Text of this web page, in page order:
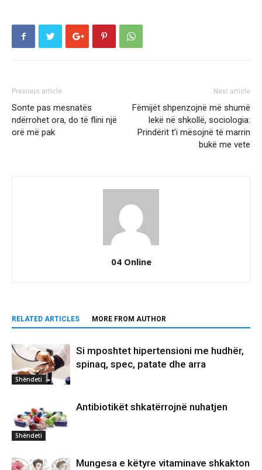
Previous article
Sonte pas mesnatës
ndërrohet ora, do të flini një
orë më pak
Next article
Fëmijët shpenzojnë më shumë
lekë në shkollë, sociologia:
Prindërit t’i mësojnë të marrin
bukë me vete
04 Online
RELATED ARTICLES MORE FROM AUTHOR
Shëndeti
Si mposhtet hipertensioni me hudhër,
spinaq, spec, patate dhe arra
Shëndeti
Antibiotikët shkatërrojnë nuhatjen
Mungesa e këtyre vitaminave shkakton